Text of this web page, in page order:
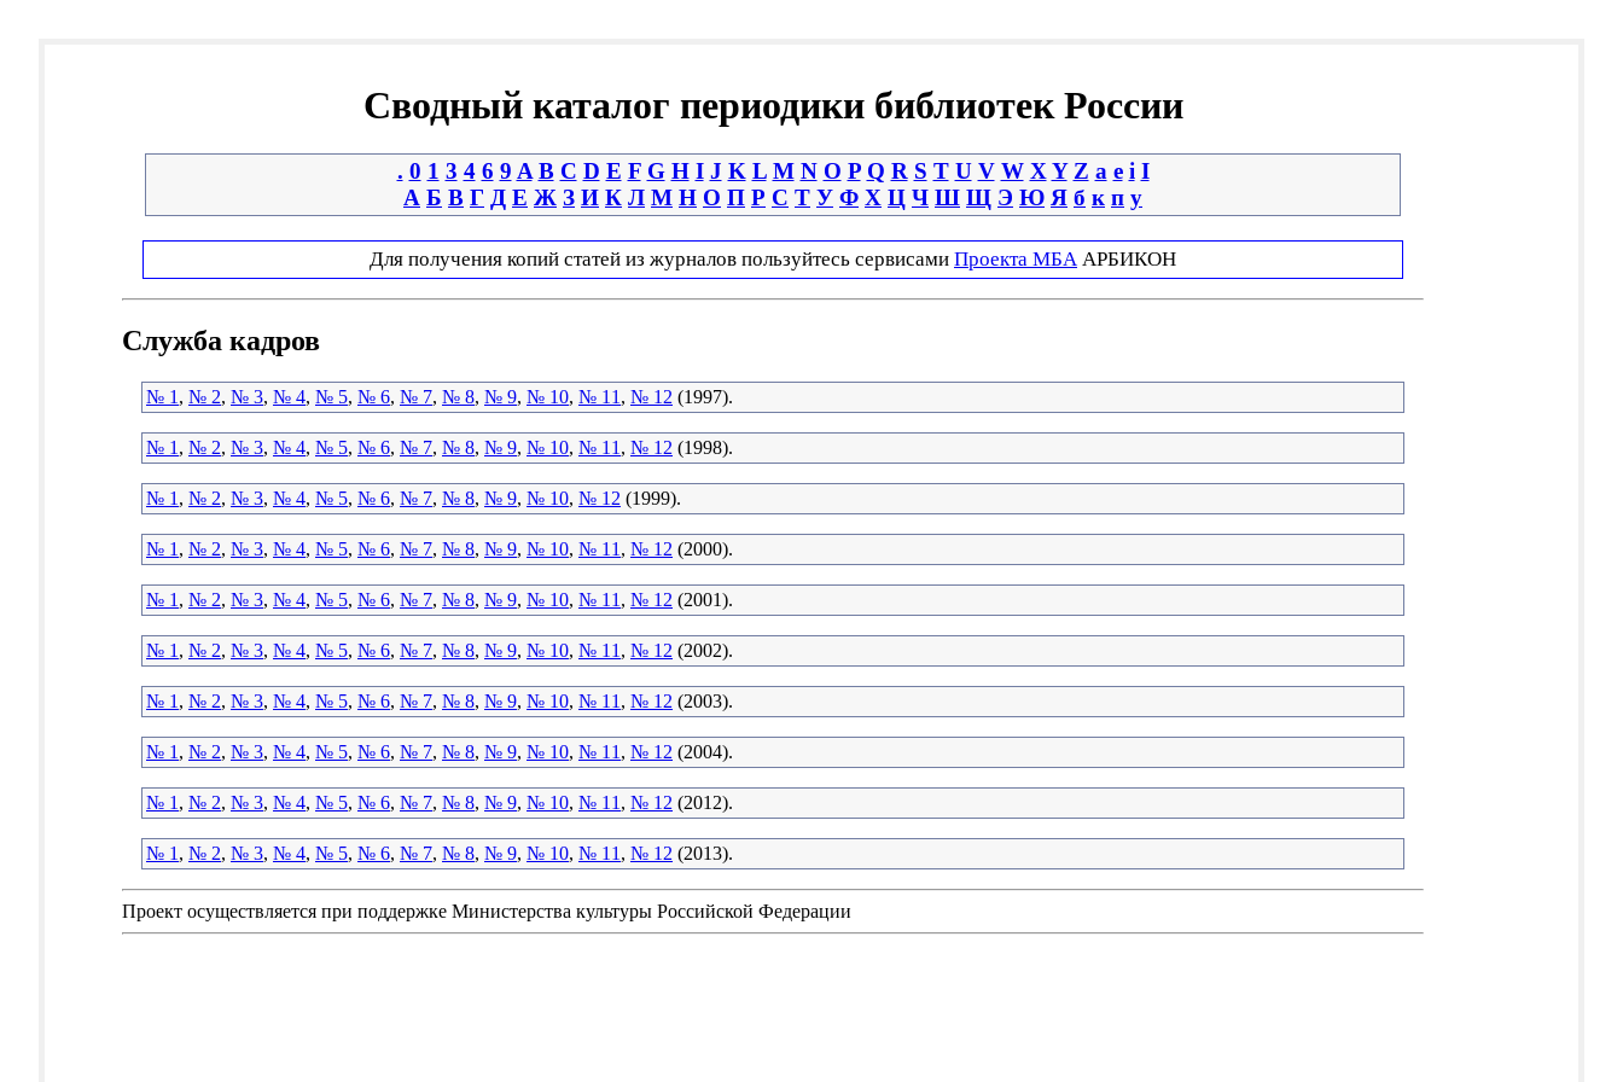
Сводный каталог периодики библиотек России
. 0 1 3 4 6 9 A B C D E F G H I J K L M N O P Q R S T U V W X Y Z a e i І
А Б В Г Д Е Ж З И К Л М Н О П Р С Т У Ф Х Ц Ч Ш Щ Э Ю Я б к п у
Для получения копий статей из журналов пользуйтесь сервисами Проекта МБА АРБИКОН
Служба кадров
№ 1 , № 2, № 3, № 4, № 5, № 6, № 7, № 8, № 9, № 10, № 11 , № 12 (1997).
№ 1 , № 2, № 3, № 4, № 5, № 6, № 7, № 8, № 9, № 10, № 11 , № 12 (1998).
№ 1 , № 2, № 3, № 4, № 5, № 6, № 7, № 8, № 9, № 10, № 12 (1999).
№ 1 , № 2, № 3, № 4, № 5, № 6, № 7, № 8, № 9, № 10, № 11 , № 12 (2000).
№ 1 , № 2, № 3, № 4, № 5, № 6, № 7, № 8, № 9, № 10, № 11 , № 12 (2001).
№ 1 , № 2, № 3, № 4, № 5, № 6, № 7, № 8, № 9, № 10, № 11 , № 12 (2002).
№ 1 , № 2, № 3, № 4, № 5, № 6, № 7, № 8, № 9, № 10, № 11 , № 12 (2003).
№ 1 , № 2, № 3, № 4, № 5, № 6, № 7, № 8, № 9, № 10, № 11 , № 12 (2004).
№ 1 , № 2, № 3, № 4, № 5, № 6, № 7, № 8, № 9, № 10, № 11 , № 12 (2012).
№ 1 , № 2, № 3, № 4, № 5, № 6, № 7, № 8, № 9, № 10, № 11 , № 12 (2013).
Проект осуществляется при поддержке Министерства культуры Российской Федерации